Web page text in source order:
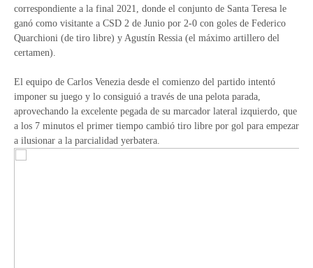
correspondiente a la final 2021, donde el conjunto de Santa Teresa le
ganó como visitante a CSD 2 de Junio por 2-0 con goles de Federico
Quarchioni (de tiro libre) y Agustín Ressia (el máximo artillero del
certamen).
El equipo de Carlos Venezia desde el comienzo del partido intentó
imponer su juego y lo consiguió a través de una pelota parada,
aprovechando la excelente pegada de su marcador lateral izquierdo, que
a los 7 minutos el primer tiempo cambió tiro libre por gol para empezar
a ilusionar a la parcialidad yerbatera.